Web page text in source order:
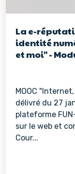
La e-
identité
et moi" -
MOOC
délivré du 27
plateforme
sur le web et
Cour...